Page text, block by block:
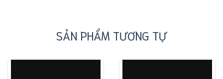
SẢN PHẨM TƯƠNG TỰ